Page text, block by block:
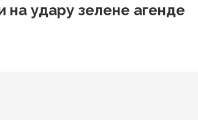
на удару зелене агенде